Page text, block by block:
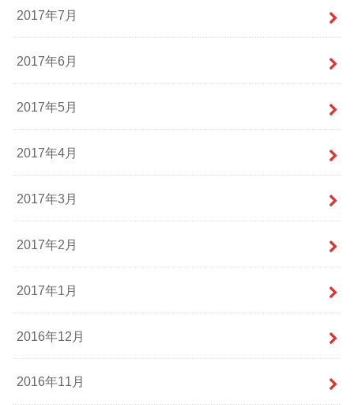
2017年7月
2017年6月
2017年5月
2017年4月
2017年3月
2017年2月
2017年1月
2016年12月
2016年11月